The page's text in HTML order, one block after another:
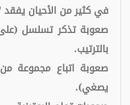
في كثير من الأحيان
صعوبة تذكر تسلسل
بالترتيب.
صعوبة اتباع مجموعة
يصغي).